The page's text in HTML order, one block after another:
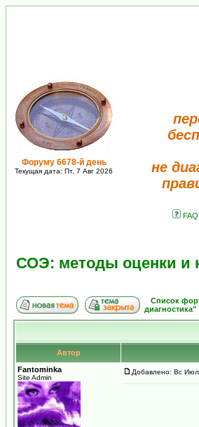
Форуму 6678-й день
Текущая дата: Пт, 7 Авг 2026
не
FAQ
СОЭ: методы оценки и
Список
диагностика"
Автор
Fantominka
Site Admin
Добавлено: Вс